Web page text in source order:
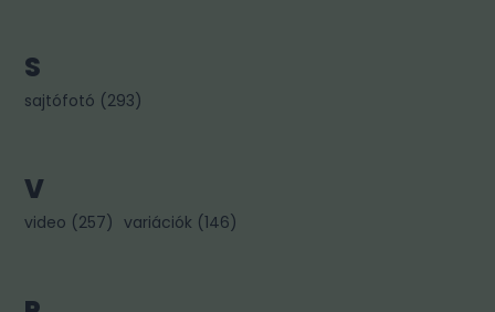
S
sajtófotó (293)
V
video (257) variációk (146)